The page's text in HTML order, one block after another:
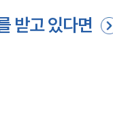
받고 있다면